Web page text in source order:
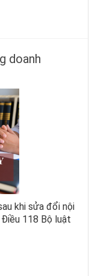
doanh
khi sửa đổi nội
118 Bộ luật